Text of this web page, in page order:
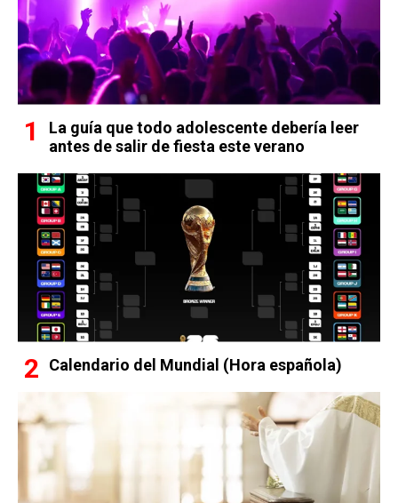
La guía que todo adolescente debería leer
antes de salir de fiesta este verano
Calendario del Mundial (Hora española)